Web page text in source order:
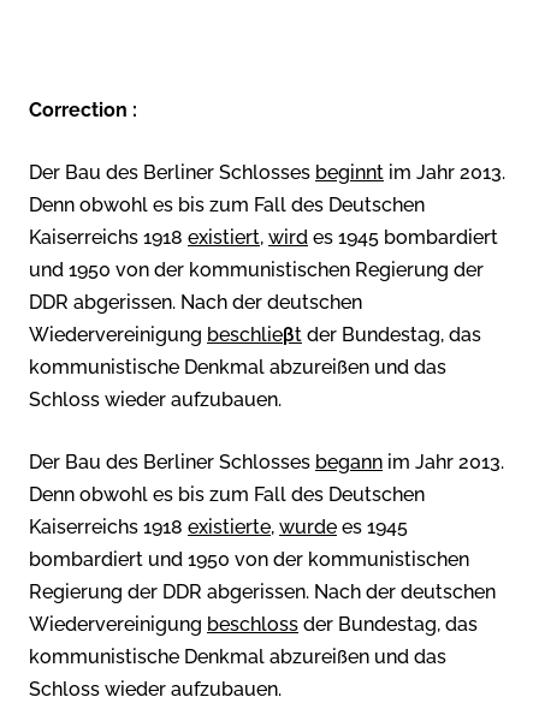
Correction :
Der Bau des Berliner Schlosses beginnt im Jahr 2013.
Denn obwohl es bis zum Fall des Deutschen
Kaiserreichs 1918 existiert, wird es 1945 bombardiert
und 1950 von der kommunistischen Regierung der
DDR abgerissen. Nach der deutschen
Wiedervereinigung beschlieβt der Bundestag, das
kommunistische Denkmal abzureißen und das
Schloss wieder aufzubauen.
Der Bau des Berliner Schlosses begann im Jahr 2013.
Denn obwohl es bis zum Fall des Deutschen
Kaiserreichs 1918 existierte, wurde es 1945
bombardiert und 1950 von der kommunistischen
Regierung der DDR abgerissen. Nach der deutschen
Wiedervereinigung beschloss der Bundestag, das
kommunistische Denkmal abzureißen und das
Schloss wieder aufzubauen.